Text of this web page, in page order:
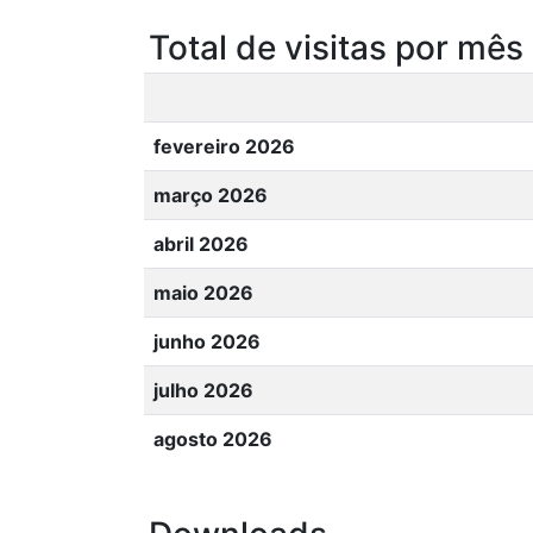
Total de visitas por mês
fevereiro 2026
março 2026
abril 2026
maio 2026
junho 2026
julho 2026
agosto 2026